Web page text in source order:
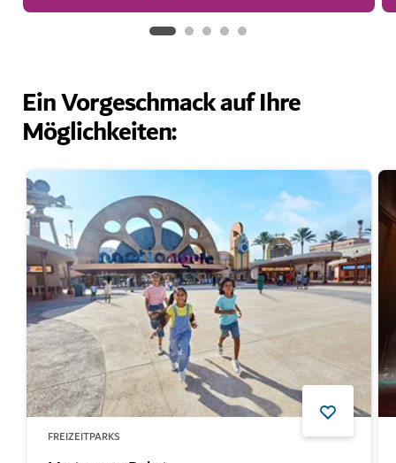
Ein Vorgeschmack auf Ihre
Möglichkeiten:
FREIZEITPARKS